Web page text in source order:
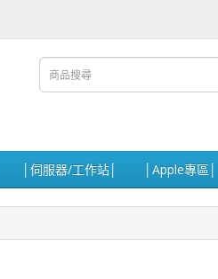
│伺服器/工作站│ │Apple專區│